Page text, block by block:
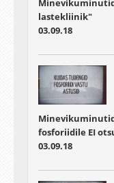
lastekliinik"
03.09.18
fosforiidile EI
03.09.18